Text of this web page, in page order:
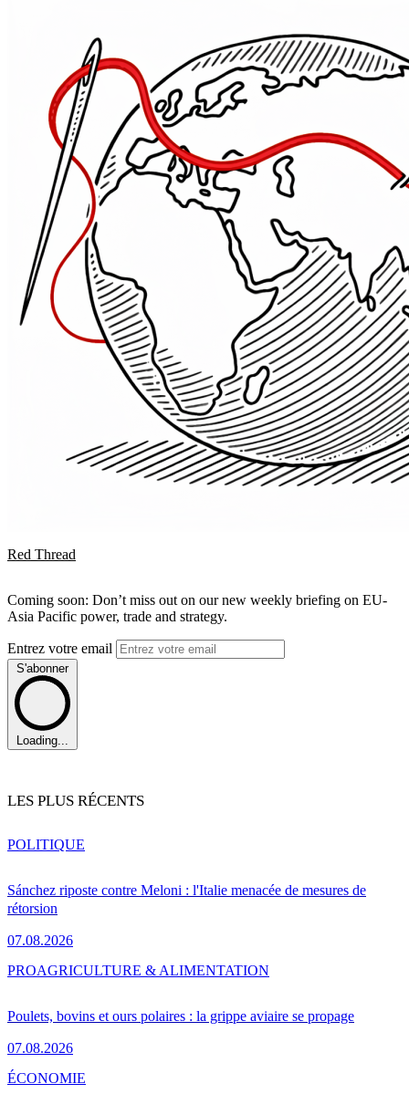
Red Thread
Coming soon: Don’t miss out on our new weekly briefing on EU-
Asia Pacific power, trade and strategy.
Entrez votre email
S'abonner
Loading...
LES PLUS RÉCENTS
Sánchez riposte contre Meloni : l'Italie menacée de mesures de
rétorsion
07.08.2026
POLITIQUE
Poulets, bovins et ours polaires : la grippe aviaire se propage
07.08.2026
PROAGRICULTURE & ALIMENTATION
ÉCONOMIE